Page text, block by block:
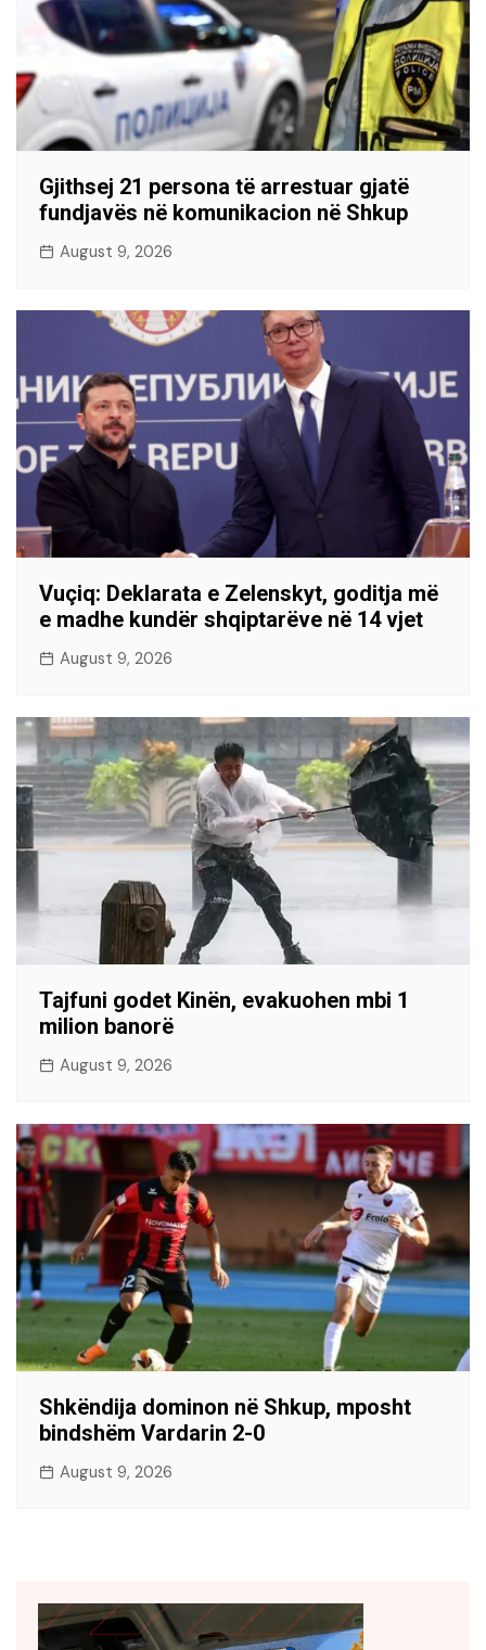
Gjithsej 21 persona të arrestuar gjatë
fundjavës në komunikacion në Shkup
August 9, 2026
Vuçiq: Deklarata e Zelenskyt, goditja më
e madhe kundër shqiptarëve në 14 vjet
August 9, 2026
Tajfuni godet Kinën, evakuohen mbi 1
milion banorë
August 9, 2026
Shkëndija dominon në Shkup, mposht
bindshëm Vardarin 2-0
August 9, 2026